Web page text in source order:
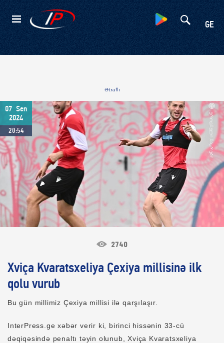
GE
Kateqoriyalar
Ətraflı
07 Sen
2024
20:54
2740
Xviça Kvaratsxeliya Çexiya millisinə ilk
qolu vurub
Bu gün millimiz Çexiya millisi ilə qarşılaşır.
InterPress.ge xəbər verir ki, birinci hissənin 33-cü
dəqiqəsində penaltı təyin olunub, Xviça Kvaratsxeliya